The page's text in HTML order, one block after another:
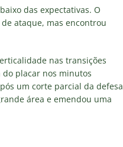
das expectativas. O
ataque, mas encontrou
nas transições
placar nos minutos
um corte parcial da defesa
área e emendou uma